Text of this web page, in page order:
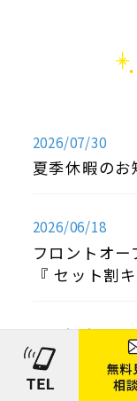
2026/07/30
夏季休暇のお
2026/06/18
フロントオ
『 セット割
2026/06/13
LIXIL 『
ペーン』～快